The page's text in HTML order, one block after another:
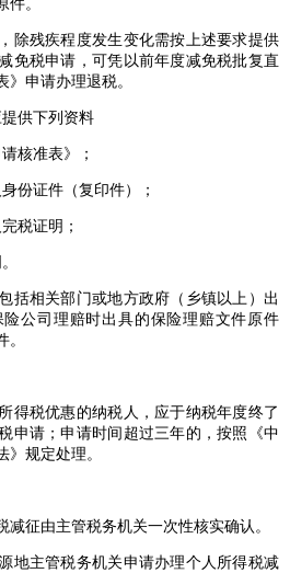
。
残疾程度发生变化需按上述要求提供
免税申请，可凭以前年度减免税批复直
申请办理退税。
供下列资料
核准表》；
证件（复印件）；
税证明；
相关部门或地方政府（乡镇以上）出
公司理赔时出具的保险理赔文件原件
。
税优惠的纳税人，应于纳税年度终了
申请；申请时间超过三年的，按照《中
规定处理。
征由主管税务机关一次性核实确认。
主管税务机关申请办理个人所得税减